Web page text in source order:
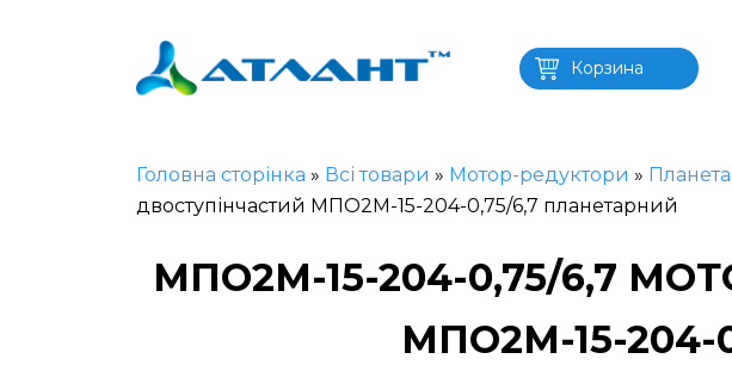
Корзина
Головна сторінка » Всі товари » Мотор-редуктори »
двоступінчастий МПО2М-15-204-0,75/6,7 планетарний
МПО2М-15-204-0,75/6,7
МПО2М-15-